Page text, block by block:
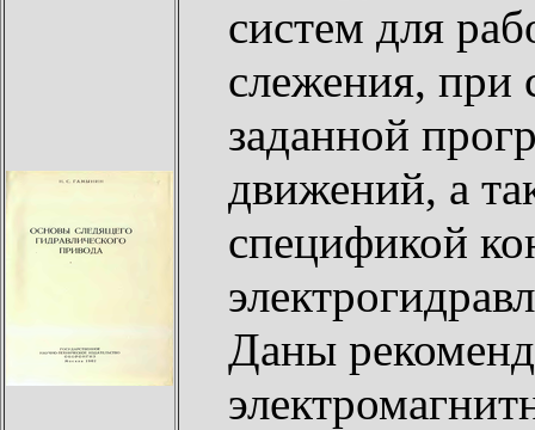
систем для
слежения, при
заданной
движений, а
спецификой
Даны